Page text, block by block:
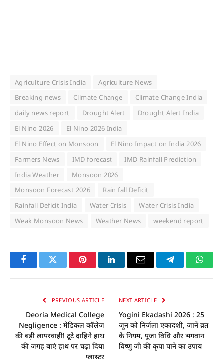
Agriculture Crisis India
Agriculture News
Breaking news
Climate Change
Climate Change India
daily news report
Drought Alert
Drought Alert India
El Nino 2026
El Nino 2026 India
El Nino Effect on Monsoon
El Nino Impact on India 2026
Farmers News
IMD forecast
IMD Rainfall Prediction
India Weather
Monsoon 2026
Monsoon Forecast 2026
Rain fall Deficit
Rainfall Deficit India
Water Crisis
Water Crisis India
Weak Monsoon News
Weather News weekend report
FacebookTwitter PinterestLinkedInEmail Telegram
PREVIOUS ARTICLE
Deoria Medical College
Negligence : मेडिकल कॉलेज
की बड़ी लापरवाही! टूटे दाहिने हाथ
की जगह बाएं हाथ पर चढ़ा दिया
प्लास्टर
NEXT ARTICLE
Yogini Ekadashi 2026 : 25
जून को निर्जला एकादशी, जानें व्रत
के नियम, पूजा विधि और भगवान
विष्णु जी की कृपा पाने का उपाय